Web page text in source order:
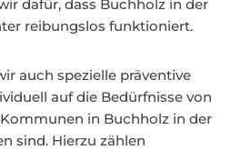
dafür, dass Buchholz in der
reibungslos funktioniert.
auch spezielle präventive
auf die Bedürfnisse von
in Buchholz in der
sind. Hierzu zählen